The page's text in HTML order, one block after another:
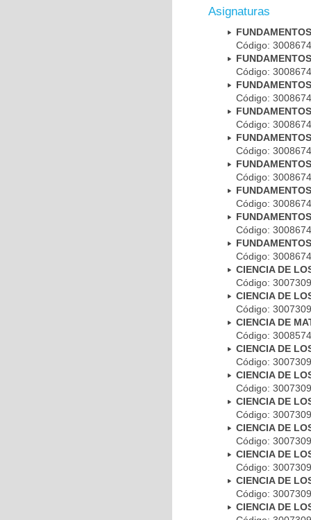
Asignaturas
Código:
Código:
Código:
Código:
Código:
Código:
Código:
Código:
Código:
CIENCIA DE
Código:
CIENCIA DE
Código:
CIENCIA DE
Código:
CIENCIA DE
Código:
CIENCIA DE
Código:
CIENCIA DE
Código:
CIENCIA DE
Código:
CIENCIA DE
Código:
CIENCIA DE
Código:
CIENCIA DE